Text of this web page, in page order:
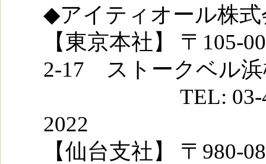
◆アイティオール株式
【東京本社】 〒105-
2-17 ストークベル浜
TEL: 03-4455-
2022
【仙台支社】 〒980-